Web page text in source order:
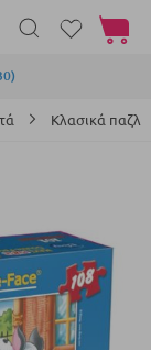
Το
Κλασικά παζλ